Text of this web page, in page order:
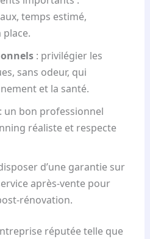
temps estimé,
: privilégier les
sans odeur, qui
et la santé.
un bon professionnel
réaliste et respecte
d’une garantie sur
après-vente pour
rénovation.
réputée telle que